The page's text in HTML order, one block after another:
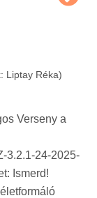
Liptay Réka)
Verseny a
3.2.1-24-2025-
Ismerd!